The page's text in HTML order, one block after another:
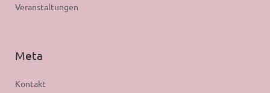
Veranstaltungen
Meta
Kontakt